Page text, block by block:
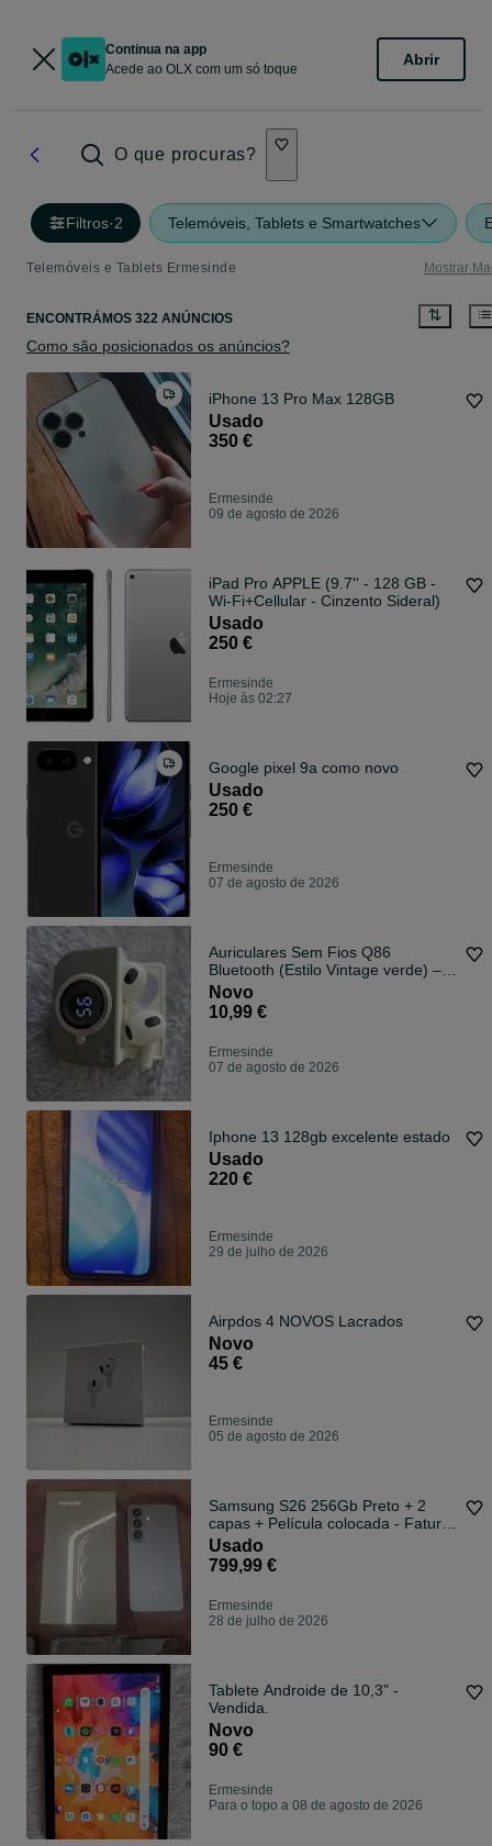
Continua na app
Acede ao OLX com um só toque
Abrir
O que procuras?
Filtros·2 Telemóveis, Tablets e Smartwatches
Telemóveis e Tablets Ermesinde Mostrar
ENCONTRÁMOS 322 ANÚNCIOS
Como são posicionados os anúncios?
iPhone 13 Pro Max 128GB
Usado
350 €
Ermesinde
09 de agosto de 2026
iPad Pro APPLE (9.7'' - 128 GB -
Wi-Fi+Cellular - Cinzento Sideral)
Usado
250 €
Ermesinde
Hoje às 02:27
Google pixel 9a como novo
Usado
250 €
Ermesinde
07 de agosto de 2026
Auriculares Sem Fios Q86
Bluetooth (Estilo Vintage verde) –
Novos / Selados
Novo
10,99 €
Ermesinde
07 de agosto de 2026
Iphone 13 128gb excelente estado
Usado
220 €
Ermesinde
29 de julho de 2026
Airpdos 4 NOVOS Lacrados
Novo
45 €
Ermesinde
05 de agosto de 2026
Samsung S26 256Gb Preto + 2
capas + Película colocada - Fatura/
Garantia até 2028
Usado
799,99 €
Ermesinde
28 de julho de 2026
Tablete Androide de 10,3" -
Vendida.
Novo
90 €
Ermesinde
Para o topo a 08 de agosto de 2026